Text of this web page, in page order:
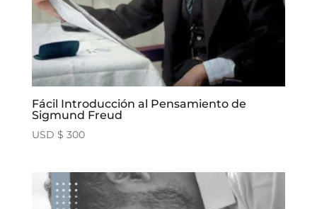
Fácil Introducción al Pensamiento de
Sigmund Freud
USD $ 300